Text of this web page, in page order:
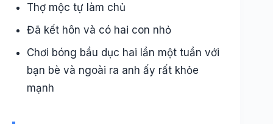
Thợ mộc tự làm chủ
Đã kết hôn và có hai con nhỏ
Chơi bóng bầu dục hai lần một tuần với
bạn bè và ngoài ra anh ấy rất khỏe
mạnh